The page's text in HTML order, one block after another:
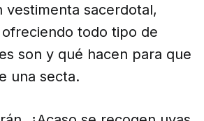
vestimenta sacerdotal,
todo tipo de
son y qué hacen para que
una secta.